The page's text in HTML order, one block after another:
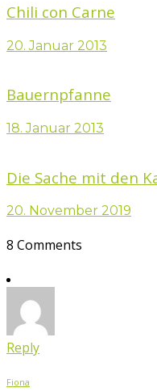
Chili con Carne
20. Januar 2013
Bauernpfanne
18. Januar 2013
Die Sache mit den
20. November 2019
8 Comments
Reply
Fiona